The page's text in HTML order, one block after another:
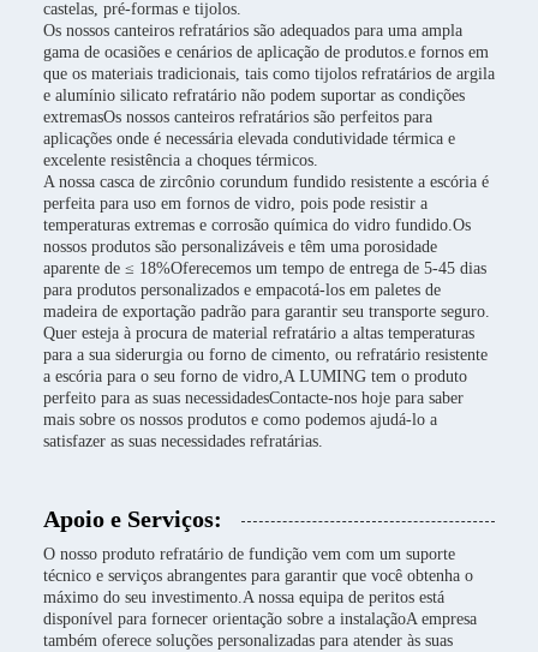
castelas, pré-formas e tijolos.
Os nossos canteiros refratários são adequados para uma ampla
gama de ocasiões e cenários de aplicação de produtos.e fornos em
que os materiais tradicionais, tais como tijolos refratários de argila
e alumínio silicato refratário não podem suportar as condições
extremasOs nossos canteiros refratários são perfeitos para
aplicações onde é necessária elevada condutividade térmica e
excelente resistência a choques térmicos.
A nossa casca de zircônio corundum fundido resistente a escória é
perfeita para uso em fornos de vidro, pois pode resistir a
temperaturas extremas e corrosão química do vidro fundido.Os
nossos produtos são personalizáveis e têm uma porosidade
aparente de ≤ 18%Oferecemos um tempo de entrega de 5-45 dias
para produtos personalizados e empacotá-los em paletes de
madeira de exportação padrão para garantir seu transporte seguro.
Quer esteja à procura de material refratário a altas temperaturas
para a sua siderurgia ou forno de cimento, ou refratário resistente
a escória para o seu forno de vidro,A LUMING tem o produto
perfeito para as suas necessidadesContacte-nos hoje para saber
mais sobre os nossos produtos e como podemos ajudá-lo a
satisfazer as suas necessidades refratárias.
Apoio e Serviços:
O nosso produto refratário de fundição vem com um suporte
técnico e serviços abrangentes para garantir que você obtenha o
máximo do seu investimento.A nossa equipa de peritos está
disponível para fornecer orientação sobre a instalaçãoA empresa
também oferece soluções personalizadas para atender às suas